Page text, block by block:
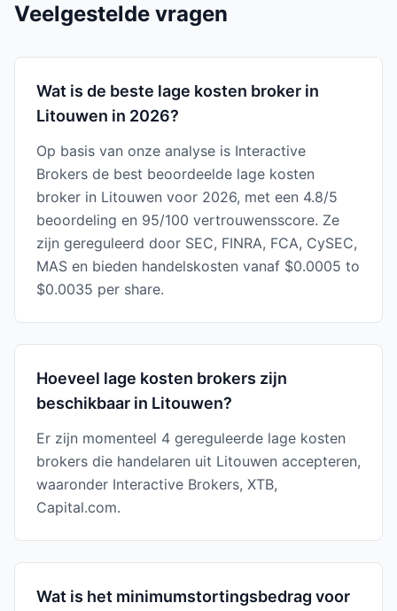
Veelgestelde vragen
Wat is de beste lage kosten broker in
Litouwen in 2026?
Op basis van onze analyse is Interactive
Brokers de best beoordeelde lage kosten
broker in Litouwen voor 2026, met een 4.8/5
beoordeling en 95/100 vertrouwensscore. Ze
zijn gereguleerd door SEC, FINRA, FCA, CySEC,
MAS en bieden handelskosten vanaf $0.0005 to
$0.0035 per share.
Hoeveel lage kosten brokers zijn
beschikbaar in Litouwen?
Er zijn momenteel 4 gereguleerde lage kosten
brokers die handelaren uit Litouwen accepteren,
waaronder Interactive Brokers, XTB,
Capital.com.
Wat is het minimumstortingsbedrag voor